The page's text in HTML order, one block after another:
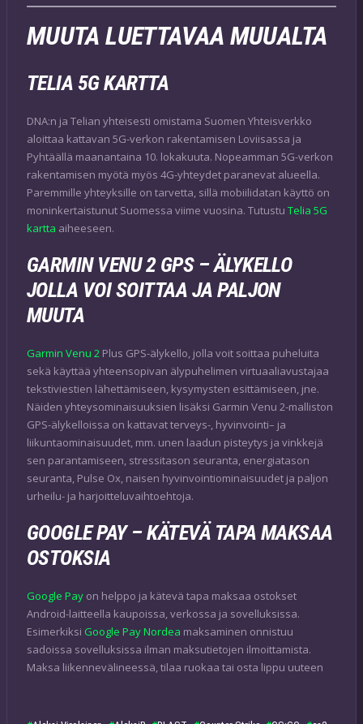
MUUTA LUETTAVAA MUUALTA
TELIA 5G KARTTA
DNA:n ja Telian yhteisesti omistama Suomen Yhteisverkko
aloittaa kattavan 5G-verkon rakentamisen Loviisassa ja
Pyhtäällä maanantaina 10. lokakuuta. Nopeamman 5G-verkon
rakentamisen myötä myös 4G-yhteydet paranevat alueella.
Paremmille yhteyksille on tarvetta, sillä mobiilidatan käyttö on
moninkertaistunut Suomessa viime vuosina. Tutustu Telia 5G
kartta aiheeseen.
GARMIN VENU 2 GPS – ÄLYKELLO
JOLLA VOI SOITTAA JA PALJON
MUUTA
Garmin Venu 2 Plus GPS-älykello, jolla voit soittaa puheluita
sekä käyttää yhteensopivan älypuhelimen virtuaaliavustajaa
tekstiviestien lähettämiseen, kysymysten esittämiseen, jne.
Näiden yhteysominaisuuksien lisäksi Garmin Venu 2-malliston
GPS-älykelloissa on kattavat terveys-, hyvinvointi– ja
liikuntaominaisuudet, mm. unen laadun pisteytys ja vinkkejä
sen parantamiseen, stressitason seuranta, energiatason
seuranta, Pulse Ox, naisen hyvinvointiominaisuudet ja paljon
urheilu- ja harjoitteluvaihtoehtoja.
GOOGLE PAY – KÄTEVÄ TAPA MAKSAA
OSTOKSIA
Google Pay on helppo ja kätevä tapa maksaa ostokset
Android-laitteella kaupoissa, verkossa ja sovelluksissa.
Esimerkiksi Google Pay Nordea maksaminen onnistuu
sadoissa sovelluksissa ilman maksutietojen ilmoittamista.
Maksa liikennevälineessä, tilaa ruokaa tai osta lippu uuteen